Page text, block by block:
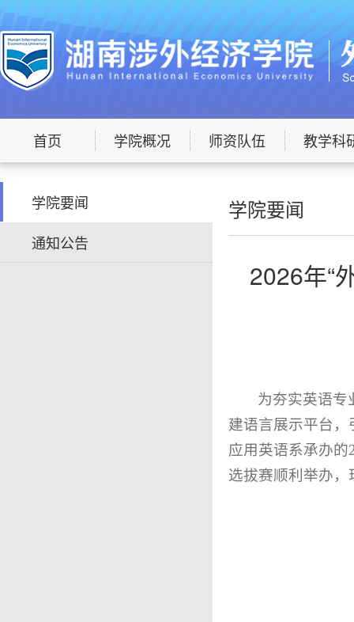
首页 学院概况 师资队伍 教学科
学院要闻
通知公告
学院要闻
2026年“
为夯实英语专
建语言展示平台
应用英语系承办的
选拔赛顺利举办，